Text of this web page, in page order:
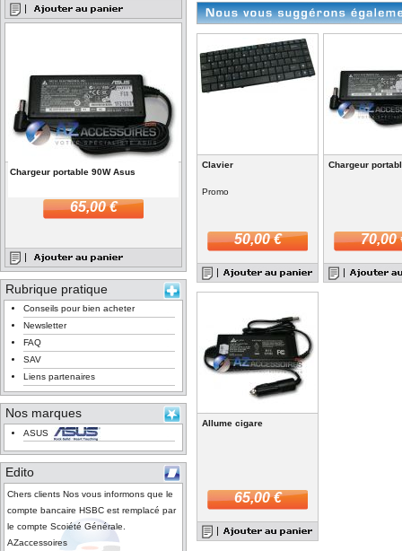
Chargeur portable 90W Asus
65,00 €
Rubrique pratique
Conseils pour bien acheter
Newsletter
FAQ
SAV
Liens partenaires
Nos marques
ASUS
Edito
Chers clients Nos vous informons que le
compte bancaire HSBC est remplacé par
le compte Scoiété Générale.
AZaccessoires
Clavier
Promo
50,00 €
Chargeur
70,00
Allume cigare
65,00 €